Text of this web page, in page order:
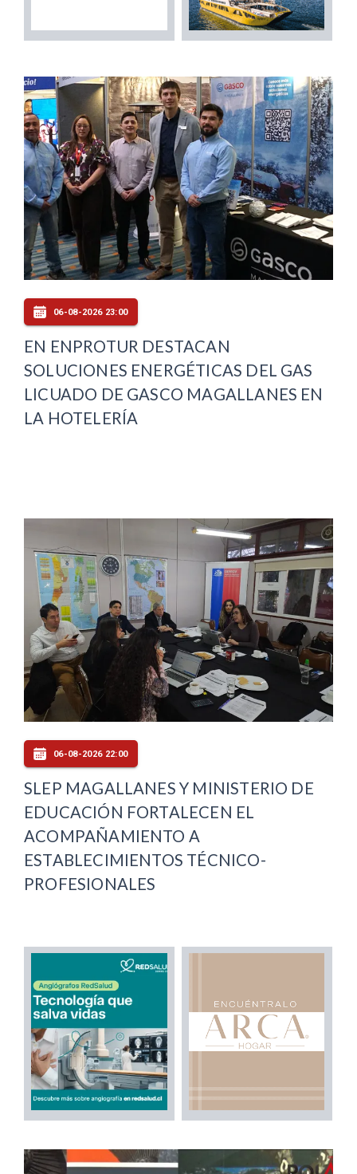
06-08-2026 23:00
EN ENPROTUR DESTACAN
SOLUCIONES ENERGÉTICAS DEL GAS
LICUADO DE GASCO MAGALLANES EN
LA HOTELERÍA
06-08-2026 22:00
SLEP MAGALLANES Y MINISTERIO DE
EDUCACIÓN FORTALECEN EL
ACOMPAÑAMIENTO A
ESTABLECIMIENTOS TÉCNICO-
PROFESIONALES